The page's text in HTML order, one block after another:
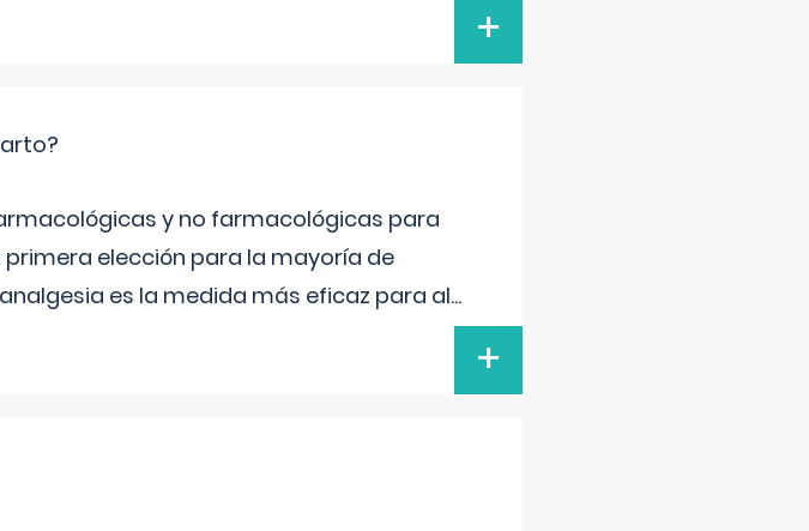
+
y no farmacológicas para
elección para la mayoría de
es la medida más eficaz para al...
+